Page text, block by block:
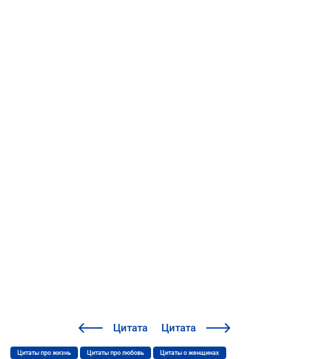
Цитата Цитата
Цитаты про жизнь Цитаты про любовь Цитаты о женщинах